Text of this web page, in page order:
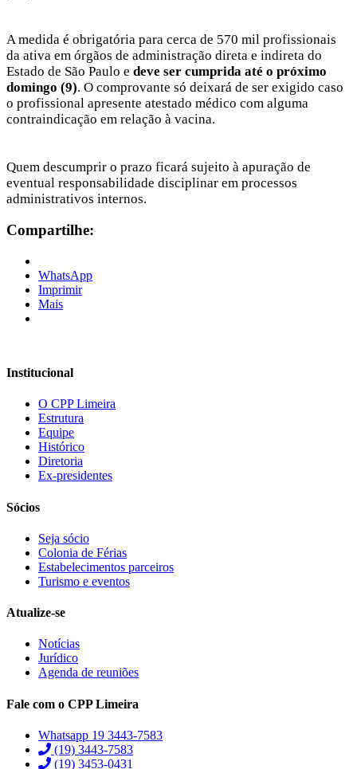
A medida é obrigatória para cerca de 570 mil profissionais
da ativa em órgãos de administração direta e indireta do
Estado de São Paulo e deve ser cumprida até o próximo
domingo (9). O comprovante só deixará de ser exigido caso
o profissional apresente atestado médico com alguma
contraindicação em relação à vacina.
Quem descumprir o prazo ficará sujeito à apuração de
eventual responsabilidade disciplinar em processos
administrativos internos.
Compartilhe:
WhatsApp
Imprimir
Mais
Institucional
O CPP Limeira
Estrutura
Equipe
Histórico
Diretoria
Ex-presidentes
Sócios
Seja sócio
Colonia de Férias
Estabelecimentos parceiros
Turismo e eventos
Atualize-se
Notícias
Jurídico
Agenda de reuniões
Fale com o CPP Limeira
Whatsapp 19 3443-7583
(19) 3443-7583
(19) 3453-0431